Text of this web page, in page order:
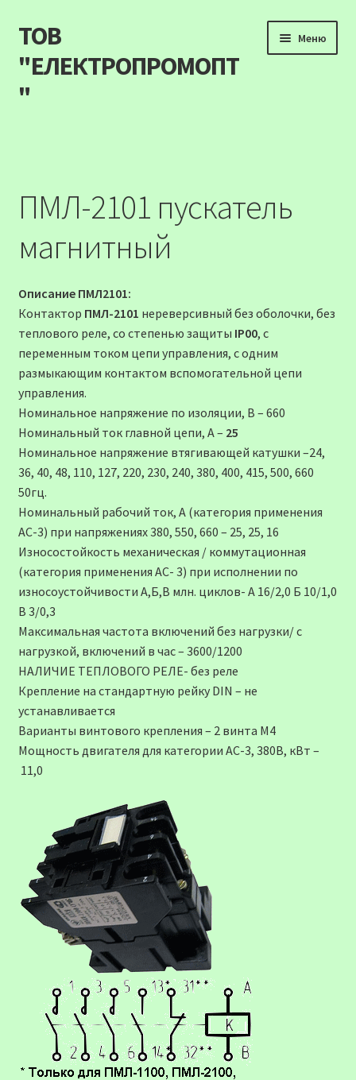
Перейти
до
навігації
Перейти
до
вмісту
ТОВ
"ЕЛЕКТРОПРОМОПТ
"
Меню
Прайс
Контакти
Про компанію
Карта сайту
ПМЛ-2101 пускатель
магнитный
Описание ПМЛ2101:
Контактор ПМЛ-2101 нереверсивный без оболочки, без
теплового реле, со степенью защиты IP00, c
переменным током цепи управления, с одним
размыкающим контактом вспомогательной цепи
управления.
Номинальное напряжение по изоляции, В – 660
Номинальный ток главной цепи, А – 25
Номинальное напряжение втягивающей катушки –24,
36, 40, 48, 110, 127, 220, 230, 240, 380, 400, 415, 500, 660
50гц.
Номинальный рабочий ток, А (категория применения
АС-3) при напряжениях 380, 550, 660 – 25, 25, 16
Износостойкость механическая / коммутационная
(категория применения АС- 3) при исполнении по
износоустойчивости А,Б,В млн. циклов- А 16/2,0 Б 10/1,0
В 3/0,3
Максимальная частота включений без нагрузки/ с
нагрузкой, включений в час – 3600/1200
НАЛИЧИЕ ТЕПЛОВОГО РЕЛЕ- без реле
Крепление на стандартную рейку DIN – не
устанавливается
Варианты винтового крепления – 2 винта М4
Мощность двигателя для категории АС-3, 380В, кВт –
11,0